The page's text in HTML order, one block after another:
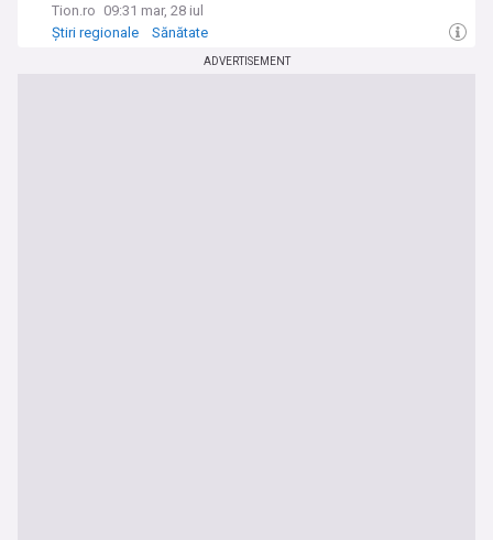
Tion.ro 09:31 mar, 28 iul
Știri regionale
Sănătate
ADVERTISEMENT